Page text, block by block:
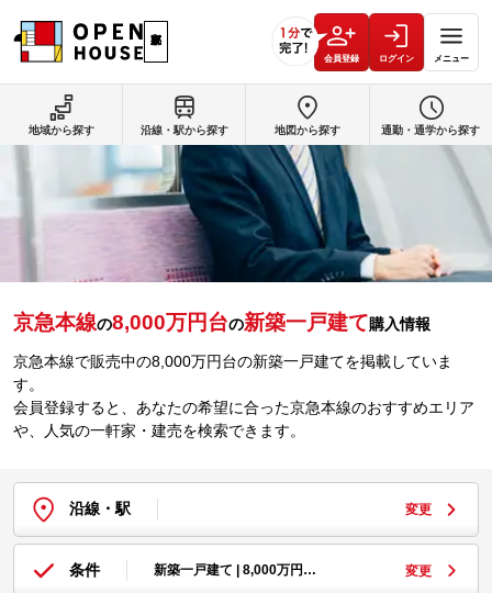
会員登録 ログイン メニュー
京急本線の8,000万円台の新築一戸建て購入情報
京急本線で販売中の8,000万円台の新築一戸建てを掲載していま
す。
会員登録すると、あなたの希望に合った京急本線のおすすめエリア
や、人気の一軒家・建売を検索できます。
沿線・駅 変更
条件 新築一戸建て | 8,000万円… 変更
地域から探す 沿線・駅から探す 地図から探す 通勤・通学から探す